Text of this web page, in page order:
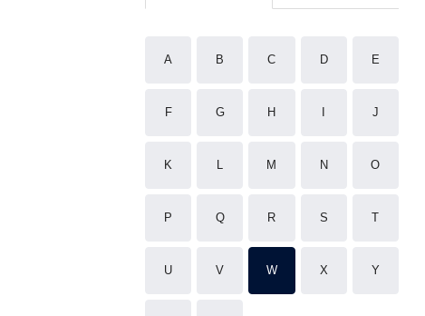
A B C D E
F G H J
K L M N O
P Q R S T
U V W X Y